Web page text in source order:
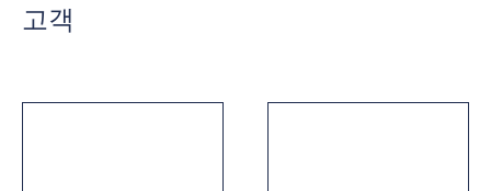
고객